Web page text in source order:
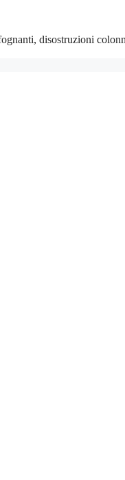
disostruzioni